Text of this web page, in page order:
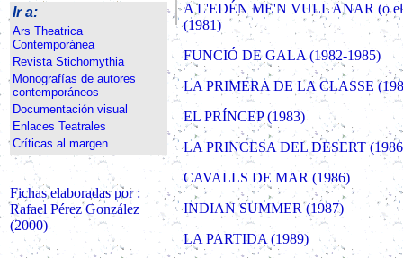
Ir a:
Ars Theatrica
Contemporánea
Revista Stichomythia
Monografías de autores
contemporáneos
Documentación visual
Enlaces Teatrales
Críticas al margen
Fichaselaboradas por :
Rafael Pérez González
(2000)
A L'EDÉN ME'N VULL ANAR (o el
(1981)
FUNCIÓ DE GALA (1982-1985)
LA PRIMERA DE LA CLASSE
EL PRÍNCEP (1983)
LA PRINCESA DEL DESERT
CAVALLS DE MAR (1986)
INDIAN SUMMER (1987)
LA PARTIDA (1989)